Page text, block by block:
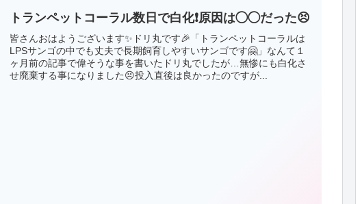
トランペットコーラル数日で白化❗原因は◯◯だった😣
皆さんおはようございます✨ドリ丸です🎉「トランペットコーラルは
LPSサンゴの中でも丈夫で長期飼育しやすいサンゴです🤗」なんて１
ヶ月前の記事で偉そうな事を書いたドリ丸でしたが…無惨にも白化さ
せ廃棄する事になりました😣投入直後は良かったのですが...